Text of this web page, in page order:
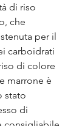
di riso
che
per il
carboidrati
di colore
marrone è
stato
di